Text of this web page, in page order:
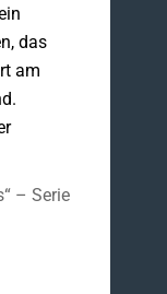
das
am
– Serie